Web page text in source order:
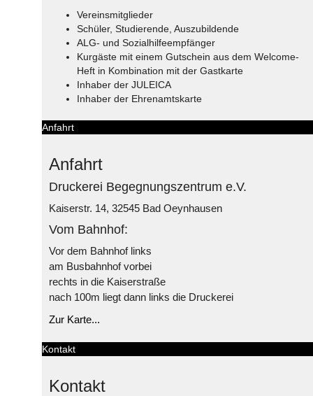
Vereinsmitglieder
Schüler, Studierende, Auszubildende
ALG- und Sozialhilfeempfänger
Kurgäste mit einem Gutschein aus dem Welcome-
Heft in Kombination mit der Gastkarte
Inhaber der JULEICA
Inhaber der Ehrenamtskarte
Anfahrt
Anfahrt
Druckerei Begegnungszentrum e.V.
Kaiserstr. 14, 32545 Bad Oeynhausen
Vom Bahnhof:
Vor dem Bahnhof links
am Busbahnhof vorbei
rechts in die Kaiserstraße
nach 100m liegt dann links die Druckerei
Zur Karte...
Kontakt
Kontakt